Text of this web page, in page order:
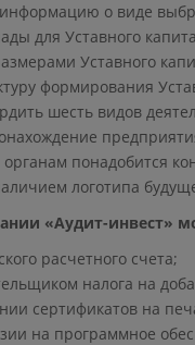
о виде
для Уставного
Уставного
формирования
шесть видов
понадобится
логотипа
«Аудит-инвест»
расчетного счета;
налога на
сертификатов на
на программное